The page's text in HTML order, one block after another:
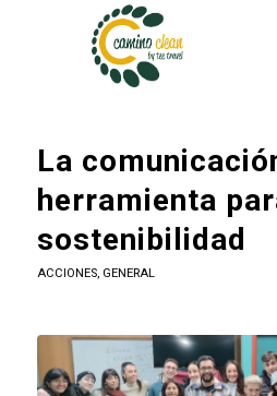
La
herramienta
sostenibilidad
ACCIONES, GENERAL